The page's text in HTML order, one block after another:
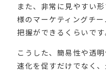
また、非常に見やすい
様のマーケティングチ
把握ができるくらいです
こうした、簡易性や透
速化を促すだけでなく